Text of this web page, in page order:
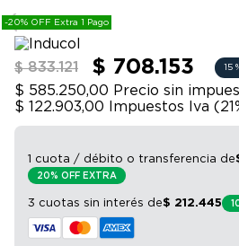
-20% OFF Extra 1 Pago
$ 833.121 $ 708.153 15
$ 585.250,00 Precio sin
$ 122.903,00
Impuestos Iva (21
1 cuota / débito o transferencia de
20% OFF EXTRA
3 cuotas sin interés de$ 212.445
8.
aire acondicionado
9.
bicicleta
sommier